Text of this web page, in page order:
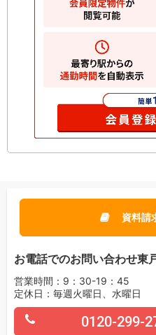
資料請
お電話でのお問い合わせ東
営業時間：9：30-19：45
定休日：毎週火曜日、水曜日
0120-299-